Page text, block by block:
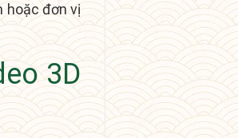
hoặc đơn vị
3D